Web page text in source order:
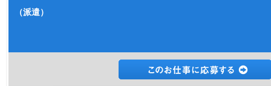
（派遣）